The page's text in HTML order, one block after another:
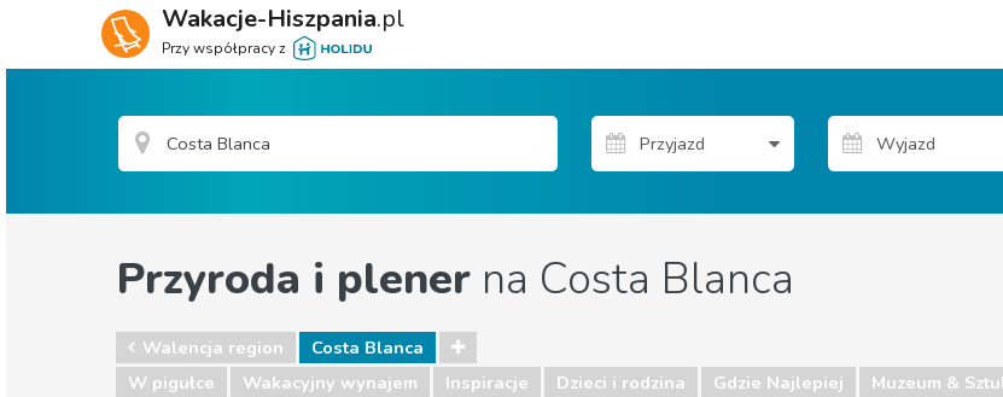
Wakacje-Hiszpania.pl
Przy współpracy z
Przyroda i plener na Costa Blanca
Walencja region
Costa Blanca
W pigułce
Wakacyjny wynajem Inspiracje Dzieci i rodzina Gdzie Najlepiej Muzeum &